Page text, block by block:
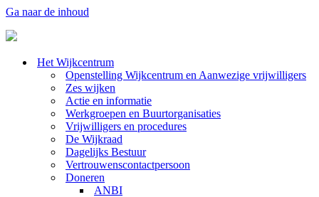
Ga naar de inhoud
Het Wijkcentrum
Openstelling Wijkcentrum en Aanwezige vrijwilligers
Zes wijken
Actie en informatie
Werkgroepen en Buurtorganisaties
Vrijwilligers en procedures
De Wijkraad
Dagelijks Bestuur
Vertrouwenscontactpersoon
Doneren
ANBI